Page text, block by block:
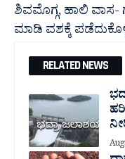
ಶಿವಮೊಗ್ಗ, ಹಾಲಿ ವಾಸ-
ಮಾಡಿ ವಶಕ್ಕೆ
RELATED NEWS